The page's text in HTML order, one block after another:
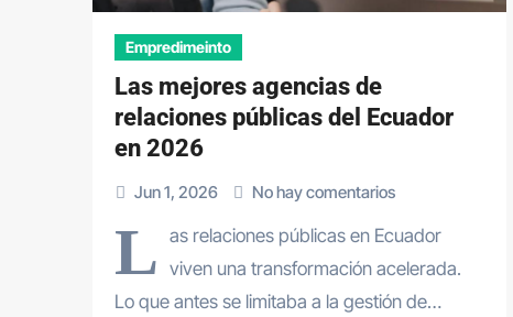
Empredimeinto
Las mejores agencias de
relaciones públicas del Ecuador
en 2026
Jun 1, 2026 No hay comentarios
L as relaciones públicas en Ecuador
viven una transformación acelerada.
Lo que antes se limitaba a la gestión de…